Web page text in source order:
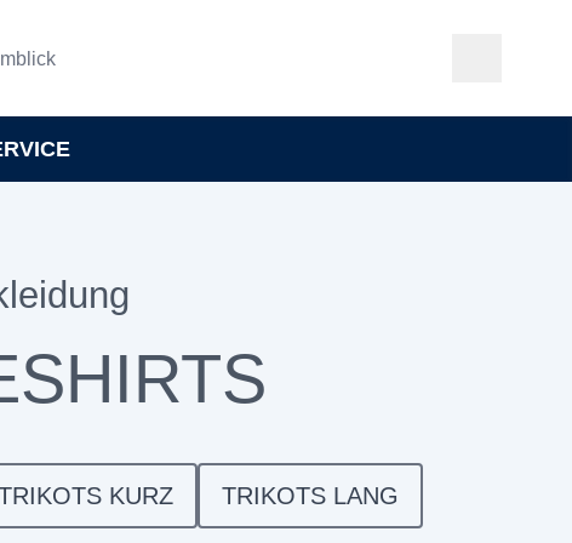
KURZ TRIKOTS LANG